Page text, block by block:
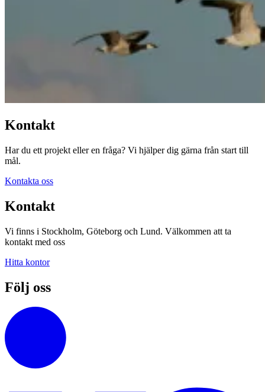
Kontakt
Har du ett projekt eller en fråga? Vi hjälper dig gärna från start till
mål.
Kontakta oss
Kontakt
Vi finns i Stockholm, Göteborg och Lund. Välkommen att ta
kontakt med oss
Hitta kontor
Följ oss